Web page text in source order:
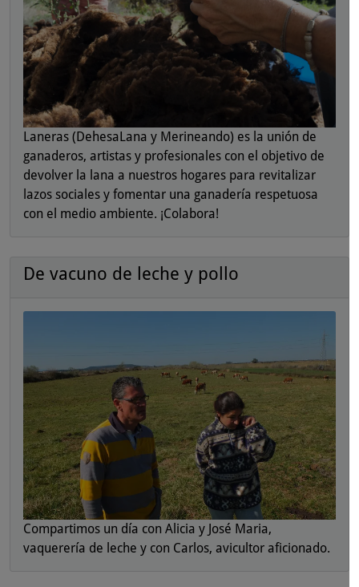
Laneras (DehesaLana y Merineando) es la unión de
ganaderos, artistas y profesionales con el objetivo de
devolver la lana a nuestros hogares para revitalizar
lazos sociales y fomentar una ganadería respetuosa
con el medio ambiente. ¡Colabora!
De vacuno de leche y pollo
Compartimos un día con Alicia y José Maria,
vaquerería de leche y con Carlos, avicultor aficionado.